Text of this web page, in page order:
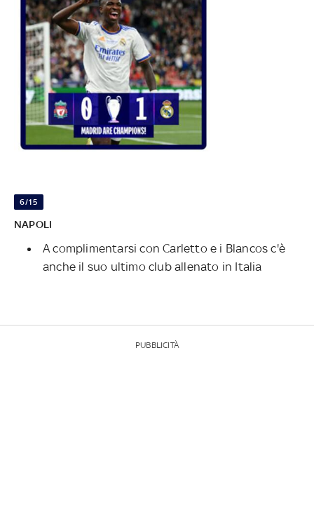
6/15
NAPOLI
A complimentarsi con Carletto e i Blancos c'è
anche il suo ultimo club allenato in Italia
PUBBLICITÀ